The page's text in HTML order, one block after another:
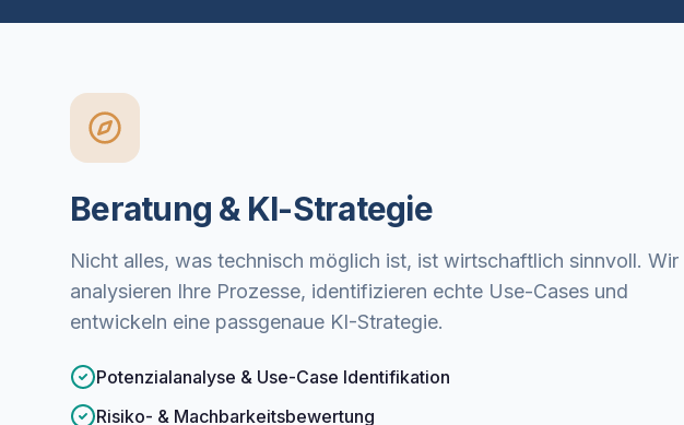
Beratung & KI-Strategie
Nicht alles, was technisch möglich ist, ist wirtschaftlich sinnvoll. Wir
analysieren Ihre Prozesse, identifizieren echte Use-Cases und
entwickeln eine passgenaue KI-Strategie.
Potenzialanalyse & Use-Case Identifikation
Risiko- & Machbarkeitsbewertung